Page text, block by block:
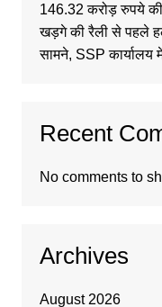
146.32 करोड़ रुपये की
खड़गे की रैली से पहले
सामने, SSP कार्यालय
Recent
No comments to
Archives
August 2026